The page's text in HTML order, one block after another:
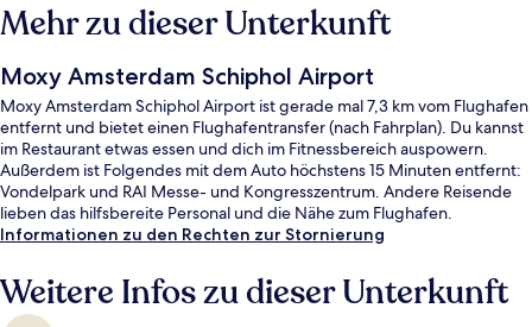
Mehr zu dieser Unterkunft
Moxy Amsterdam Schiphol Airport
Moxy Amsterdam Schiphol Airport ist gerade mal 7,3 km vom Flughafen
entfernt und bietet einen Flughafentransfer (nach Fahrplan). Du kannst
im Restaurant etwas essen und dich im Fitnessbereich auspowern.
Außerdem ist Folgendes mit dem Auto höchstens 15 Minuten entfernt:
Vondelpark und RAI Messe- und Kongresszentrum. Andere Reisende
lieben das hilfsbereite Personal und die Nähe zum Flughafen.
Informationen zu den Rechten zur Stornierung
Weitere Infos zu dieser Unterkunft